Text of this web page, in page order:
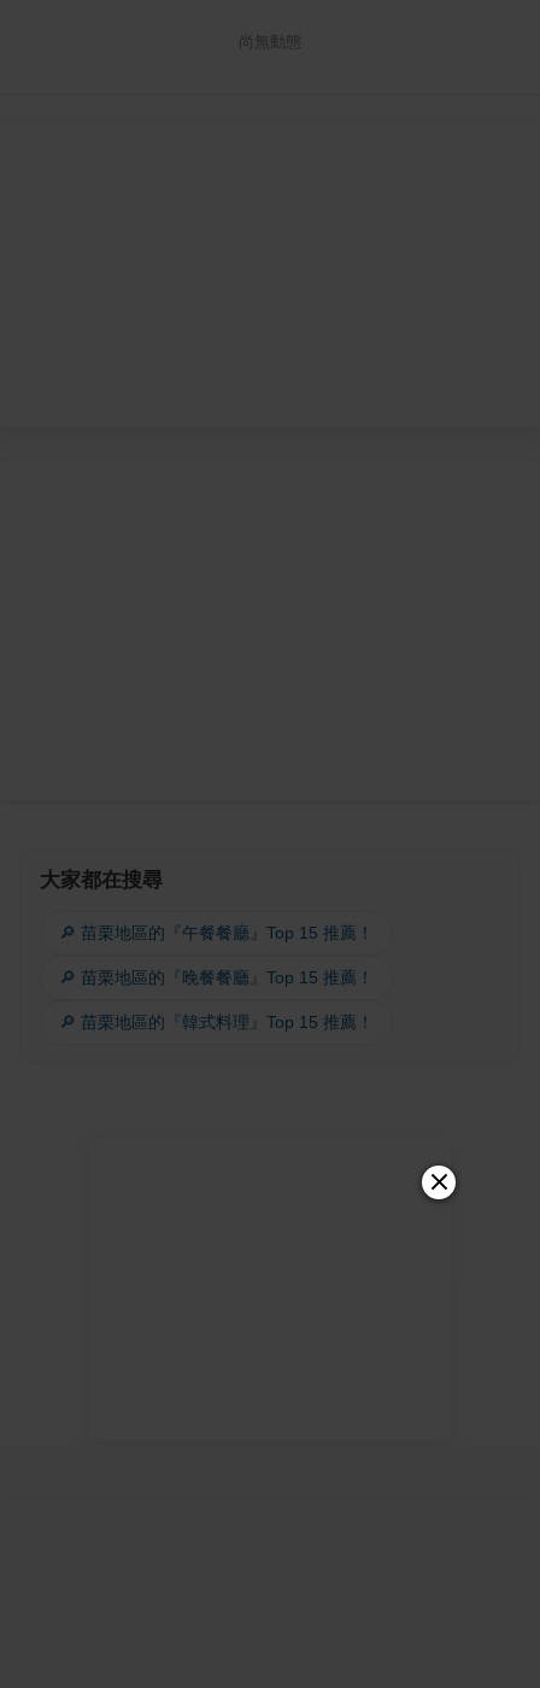
尚無動態
大家都在搜尋
🔎 苗栗地區的『午餐餐廳』Top 15 推薦！
🔎 苗栗地區的『晚餐餐廳』Top 15 推薦！
🔎 苗栗地區的『韓式料理』Top 15 推薦！